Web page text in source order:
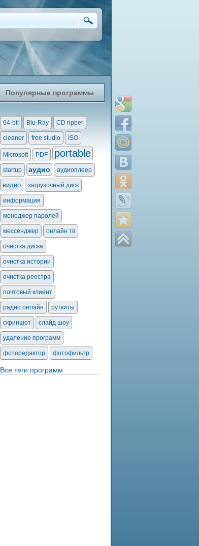
Популярные программы
64-bit Blu-Ray CD ripper
cleaner free studio ISO
Microsoft PDF portable
startup аудио аудиоплеер
видео загрузочный диск
информация
менеджер паролей
мессенджер онлайн тв
очистка диска
очистка истории
очистка реестра
почтовый клиент
радио онлайн руткиты
скриншот слайд шоу
удаление программ
фоторедактор фотофильтр
Все теги программ